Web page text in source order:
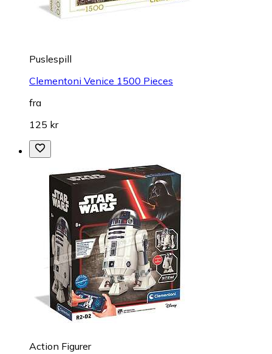
Puslespill
Clementoni Venice 1500 Pieces
fra
125 kr
Action Figurer